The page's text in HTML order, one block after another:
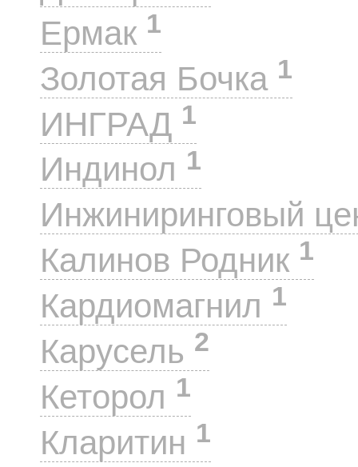
Ермак 1
Золотая Бочка 1
ИНГРАД 1
Индинол 1
Инжиниринговый
Калинов Родник 1
Кардиомагнил 1
Карусель 2
Кеторол 1
Кларитин 1